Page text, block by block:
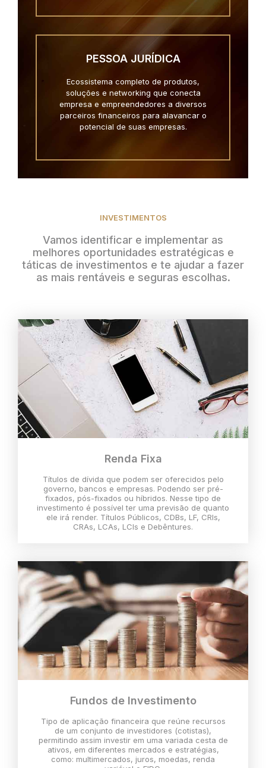
PESSOA JURÍDICA
Ecossistema completo de produtos,
soluções e networking que conecta
empresa e empreendedores a diversos
parceiros financeiros para alavancar o
potencial de suas empresas.
INVESTIMENTOS
Vamos identificar e implementar as
melhores oportunidades estratégicas e
táticas de investimentos e te ajudar a fazer
as mais rentáveis e seguras escolhas.
Renda Fixa
Títulos de dívida que podem ser oferecidos pelo
governo, bancos e empresas. Podendo ser pré-
fixados, pós-fixados ou híbridos. Nesse tipo de
investimento é possível ter uma previsão de quanto
ele irá render. Títulos Públicos, CDBs, LF, CRIs,
CRAs, LCAs, LCIs e Debêntures.
Fundos de Investimento
Tipo de aplicação financeira que reúne recursos
de um conjunto de investidores (cotistas),
permitindo assim investir em uma variada cesta de
ativos, em diferentes mercados e estratégias,
como: multimercados, juros, moedas, renda